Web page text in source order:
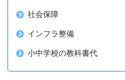
社会保障
インフラ整備
小中学校の教科書代